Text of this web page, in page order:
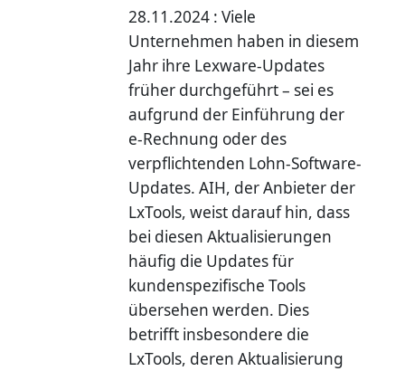
28.11.2024 : Viele
Unternehmen haben in diesem
Jahr ihre Lexware-Updates
früher durchgeführt – sei es
aufgrund der Einführung der
e-Rechnung oder des
verpflichtenden Lohn-Software-
Updates. AIH, der Anbieter der
LxTools, weist darauf hin, dass
bei diesen Aktualisierungen
häufig die Updates für
kundenspezifische Tools
übersehen werden. Dies
betrifft insbesondere die
LxTools, deren Aktualisierung